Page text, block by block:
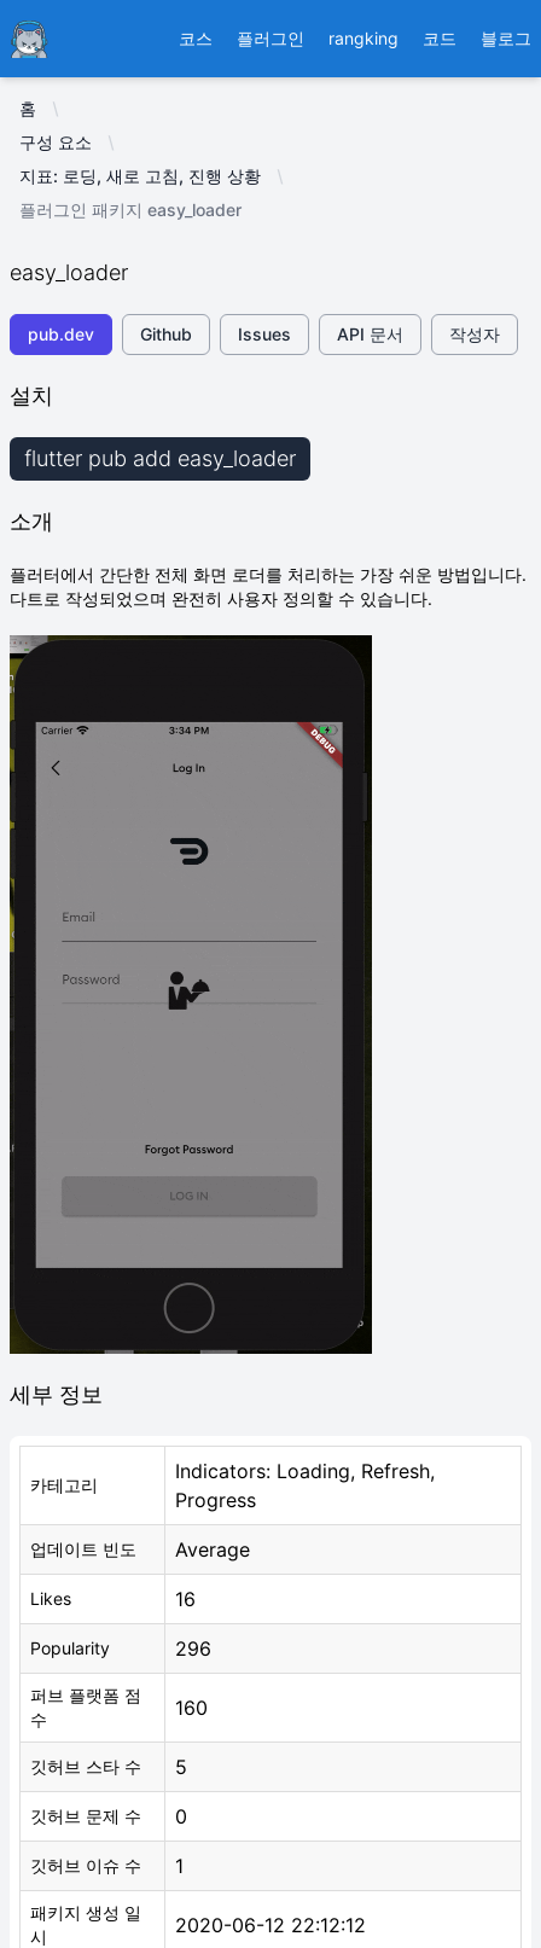
Ducafecat 코스 플러그인 rangking 코드 블로그
홈
구성 요소
지표: 로딩, 새로 고침, 진행 상황
플러그인 패키지 easy_loader
easy_loader
pub.dev Github Issues API 문서 작성자
설치
flutter pub add easy_loader
소개
플러터에서 간단한 전체 화면 로더를 처리하는 가장 쉬운 방법입니다.
다트로 작성되었으며 완전히 사용자 정의할 수 있습니다.
세부 정보
카테고리
Indicators: Loading, Refresh,
Progress
업데이트 빈도 Average
Likes 16
Popularity 296
퍼브 플랫폼 점
수
160
깃허브 스타 수 5
깃허브 문제 수 0
깃허브 이슈 수 1
패키지 생성 일
시
2020-06-12 22:12:12